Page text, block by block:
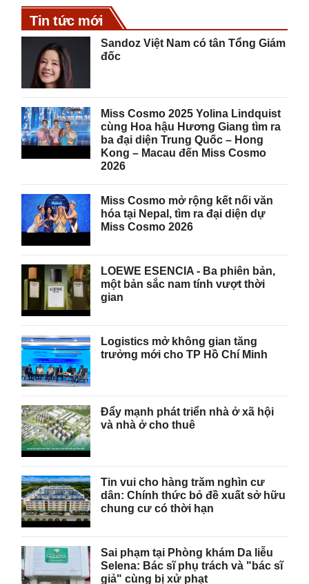
Tin tức mới
Sandoz Việt Nam có tân Tổng Giám
đốc
Miss Cosmo 2025 Yolina Lindquist
cùng Hoa hậu Hương Giang tìm ra
ba đại diện Trung Quốc – Hong
Kong – Macau đến Miss Cosmo
2026
Miss Cosmo mở rộng kết nối văn
hóa tại Nepal, tìm ra đại diện dự
Miss Cosmo 2026
LOEWE ESENCIA - Ba phiên bản,
một bản sắc nam tính vượt thời
gian
Logistics mở không gian tăng
trưởng mới cho TP Hồ Chí Minh
Đẩy mạnh phát triển nhà ở xã hội
và nhà ở cho thuê
Tin vui cho hàng trăm nghìn cư
dân: Chính thức bỏ đề xuất sở hữu
chung cư có thời hạn
Sai phạm tại Phòng khám Da liễu
Selena: Bác sĩ phụ trách và "bác sĩ
giả" cùng bị xử phạt